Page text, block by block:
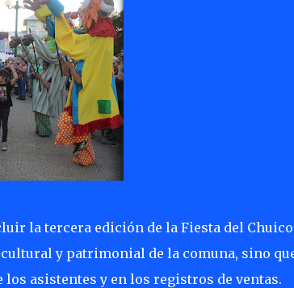
la tercera edición de la Fiesta del
y patrimonial de la comuna, sino
asistentes y en los registros de ventas.